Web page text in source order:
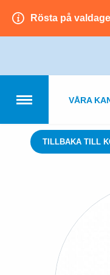
Rösta på
VÅRA
TILLBAKA TILL